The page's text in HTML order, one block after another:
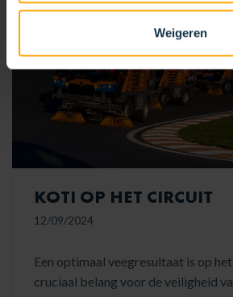
Weigeren
KOTI OP HET CIRCUIT
12/09/2024
Een optimaal veegresultaat is op
cruciaal belang voor de veiligheid